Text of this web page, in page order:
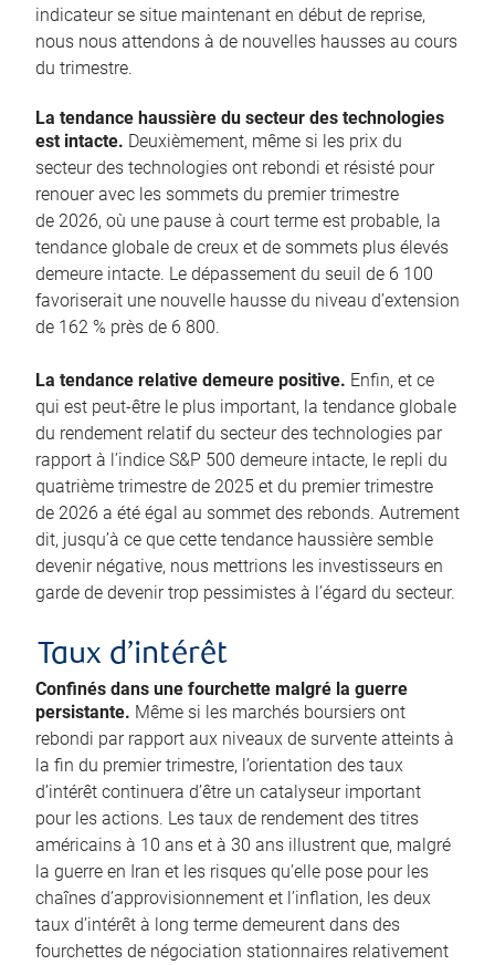
indicateur se situe maintenant en début de reprise,
nous nous attendons à de nouvelles hausses au cours
du trimestre.
La tendance haussière du secteur des technologies
est intacte. Deuxièmement, même si les prix du
secteur des technologies ont rebondi et résisté pour
renouer avec les sommets du premier trimestre
de 2026, où une pause à court terme est probable, la
tendance globale de creux et de sommets plus élevés
demeure intacte. Le dépassement du seuil de 6 100
favoriserait une nouvelle hausse du niveau d’extension
de 162 % près de 6 800.
La tendance relative demeure positive. Enfin, et ce
qui est peut-être le plus important, la tendance globale
du rendement relatif du secteur des technologies par
rapport à l’indice S&P 500 demeure intacte, le repli du
quatrième trimestre de 2025 et du premier trimestre
de 2026 a été égal au sommet des rebonds. Autrement
dit, jusqu’à ce que cette tendance haussière semble
devenir négative, nous mettrions les investisseurs en
garde de devenir trop pessimistes à l’égard du secteur.
Taux d’intérêt
Confinés dans une fourchette malgré la guerre
persistante. Même si les marchés boursiers ont
rebondi par rapport aux niveaux de survente atteints à
la fin du premier trimestre, l’orientation des taux
d’intérêt continuera d’être un catalyseur important
pour les actions. Les taux de rendement des titres
américains à 10 ans et à 30 ans illustrent que, malgré
la guerre en Iran et les risques qu’elle pose pour les
chaînes d’approvisionnement et l’inflation, les deux
taux d’intérêt à long terme demeurent dans des
fourchettes de négociation stationnaires relativement